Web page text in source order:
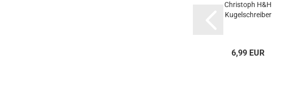
Christoph H&H
Kugelschreiber
6,99 EUR